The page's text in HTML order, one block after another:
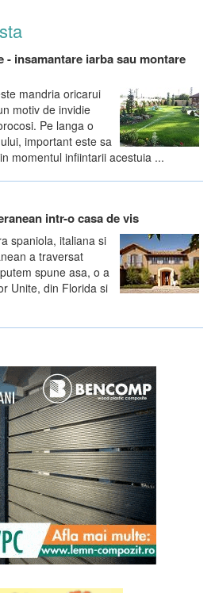
- insamantare iarba sau montare
mandria oricarui
motiv de invidie
Pe langa o
important este sa
momentul infiintarii acestuia ...
intr-o casa de vis
spaniola, italiana si
a traversat
spune asa, o a
Unite, din Florida si